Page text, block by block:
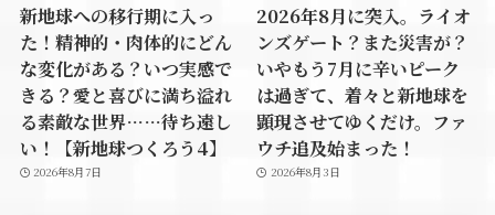
新地球への移行期に入っ
た！精神的・肉体的にどん
な変化がある？いつ実感で
きる？愛と喜びに満ち溢れ
る素敵な世界……待ち遠し
い！【新地球つくろう4】
2026年8月7日
2026年8月に突入。ライオ
ンズゲート？また災害が？
いやもう7月に辛いピーク
は過ぎて、着々と新地球を
顕現させてゆくだけ。ファ
ウチ追及始まった！
2026年8月3日